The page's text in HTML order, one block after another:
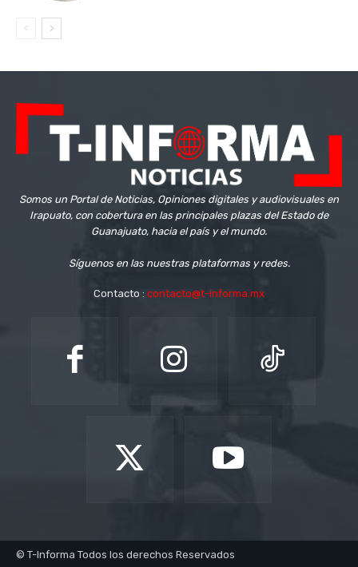
Somos un Portal de Noticias, Opiniones digitales y audiovisuales en
Irapuato, con cobertura en las principales plazas del Estado de
Guanajuato, hacia el país y el mundo.
Síguenos en las nuestras plataformas y redes.
Contacto : contacto@t-informa.mx
© T-Informa Todos los derechos Reservados